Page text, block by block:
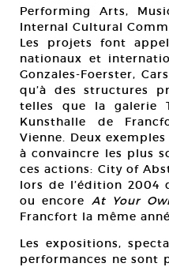
Performing Arts,
Internal Cultural
Les projets font
nationaux et
Gonzales-Foerster,
qu’à des structures
telles que la galerie
Kunsthalle de
Vienne. Deux
à convaincre les plus
ces actions: City of
lors de l’édition 2004
ou encore At Your
Francfort la même
Les expositions,
performances ne sont